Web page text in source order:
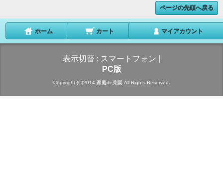
ページの先頭へ戻る
ホーム カート マイアカウント
表示切替 : スマートフォン
PC版
Copyright (C)2014 家庭de菜園 All Rights Reserved.